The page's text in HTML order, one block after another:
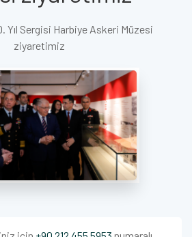
Yıl Sergisi Harbiye Askeri Müzesi
ziyaretimiz